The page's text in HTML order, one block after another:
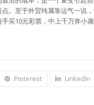
。至于外贸纯属靠运气一说
买10元彩票，中上千万奔小康
Pinterest LinkedIn